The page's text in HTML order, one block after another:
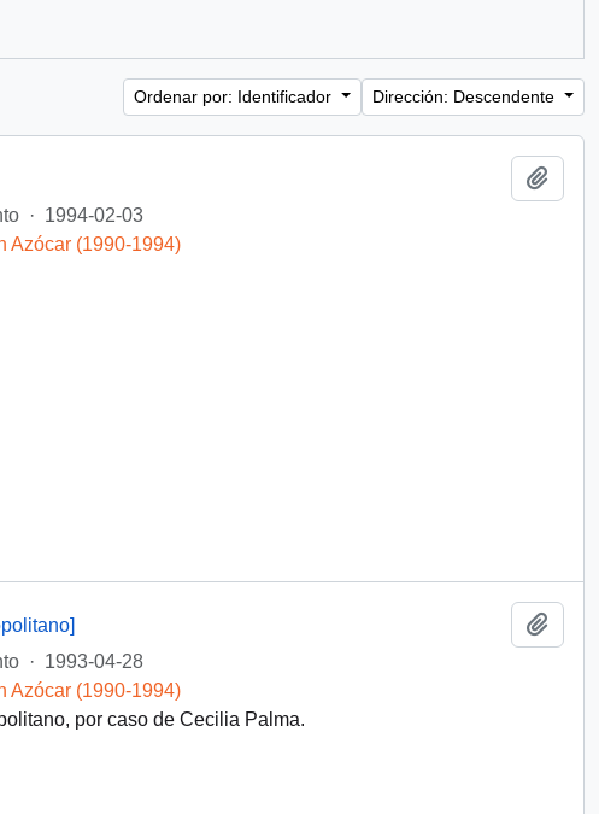
Ordenar por: Identificador Dirección: Descendente
· 1994-02-03
Azócar (1990-1994)
· 1993-04-28
Azócar (1990-1994)
por caso de Cecilia Palma.